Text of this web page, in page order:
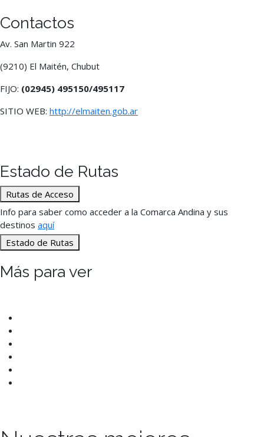
Contactos
Av. San Martin 922
(9210) El Maitén, Chubut
FIJO: (02945) 495150/495117
SITIO WEB: http://elmaiten.gob.ar
Estado de Rutas
Rutas de Acceso
Info para saber como acceder a la Comarca Andina y sus
destinos aquí
Estado de Rutas
Más para ver